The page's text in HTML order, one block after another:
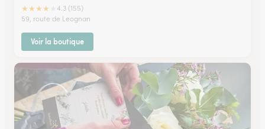
★★★★
4.3 (155)
59, route de Leognan
Voir la boutique